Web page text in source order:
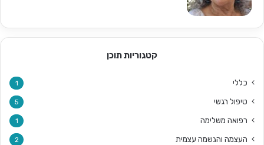
קטגוריות תוכן
כללי 1
טיפול רגשי 5
רפואה משלימה 1
העצמה והגשמה עצמית 2